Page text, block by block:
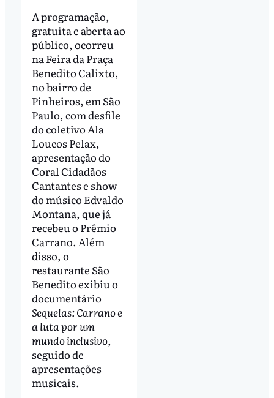
A programação,
gratuita e aberta ao
público, ocorreu
na Feira da Praça
Benedito Calixto,
no bairro de
Pinheiros, em São
Paulo, com desfile
do coletivo Ala
Loucos Pelax,
apresentação do
Coral Cidadãos
Cantantes e show
do músico Edvaldo
Montana, que já
recebeu o Prêmio
Carrano. Além
disso, o
restaurante São
Benedito exibiu o
documentário
Sequelas: Carrano e
a luta por um
mundo inclusivo,
seguido de
apresentações
musicais.